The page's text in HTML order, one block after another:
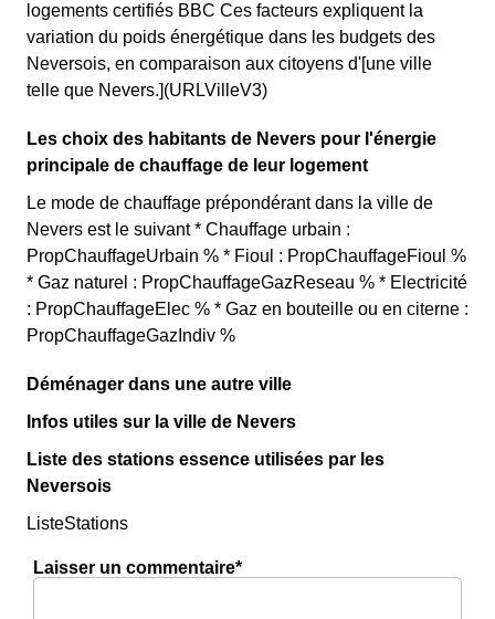
logements certifiés BBC Ces facteurs expliquent la
variation du poids énergétique dans les budgets des
Neversois, en comparaison aux citoyens d'[une ville
telle que Nevers.](URLVilleV3)
Les choix des habitants de Nevers pour l'énergie
principale de chauffage de leur logement
Le mode de chauffage prépondérant dans la ville de
Nevers est le suivant * Chauffage urbain :
PropChauffageUrbain % * Fioul : PropChauffageFioul %
* Gaz naturel : PropChauffageGazReseau % * Electricité
: PropChauffageElec % * Gaz en bouteille ou en citerne :
PropChauffageGazIndiv %
Déménager dans une autre ville
Infos utiles sur la ville de Nevers
Liste des stations essence utilisées par les
Neversois
ListeStations
Laisser un commentaire*